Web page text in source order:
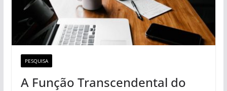
PESQUISA
A Função Transcendental do